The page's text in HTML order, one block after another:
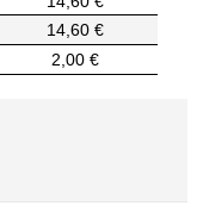
14,60 €
2,00 €